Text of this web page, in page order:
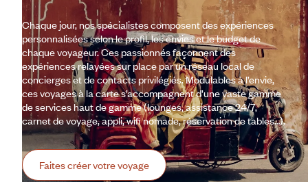
Chaque jour, nos spécialistes composent des expériences
personnalisées selon le profil, les envies et le budget de
chaque voyageur. Ces passionnés façonnent des
expériences relayées sur place par un réseau local de
concierges et de contacts privilégiés. Modulables à l’envie,
ces voyages à la carte s’accompagnent d’une vaste gamme
de services haut de gamme (lounges, assistance 24/7,
carnet de voyage, appli, wifi nomade, réservation de tables…).
Faites créer votre voyage